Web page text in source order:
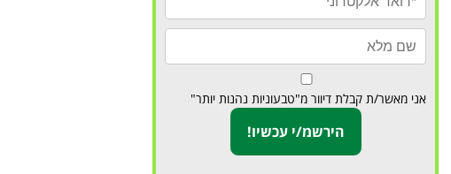
אני מאשר/ת קבלת דיוור מ"טבעוניות נהנות יותר"